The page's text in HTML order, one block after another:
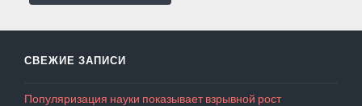
СВЕЖИЕ ЗАПИСИ
Популяризация науки показывает взрывной рост